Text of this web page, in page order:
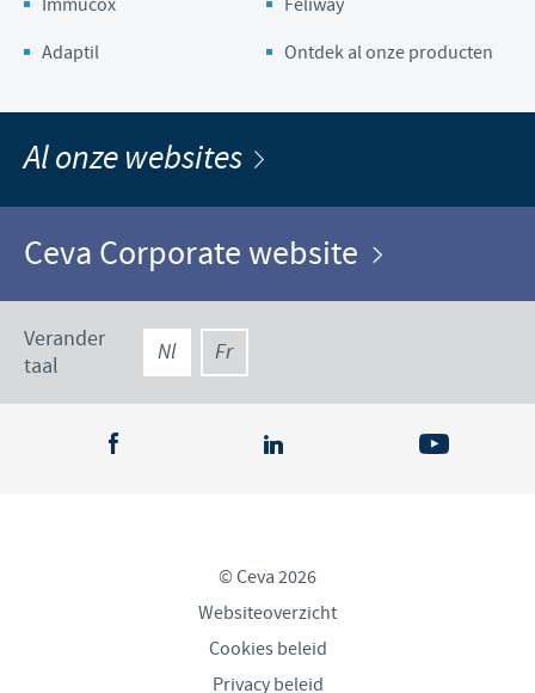
Adaptil
Ontdek al onze producten
Al onze websites
Ceva Corporate website
Verander
taal
Nl Fr
© Ceva 2026
Websiteoverzicht
Cookies beleid
Privacy beleid